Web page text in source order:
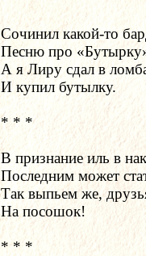
Сочинил какой-то
Песню про
А я Лиру сдал в
И купил бутылку.
* * *
В признание иль в
Последним может
Так выпьем же,
На посошок!
* * *